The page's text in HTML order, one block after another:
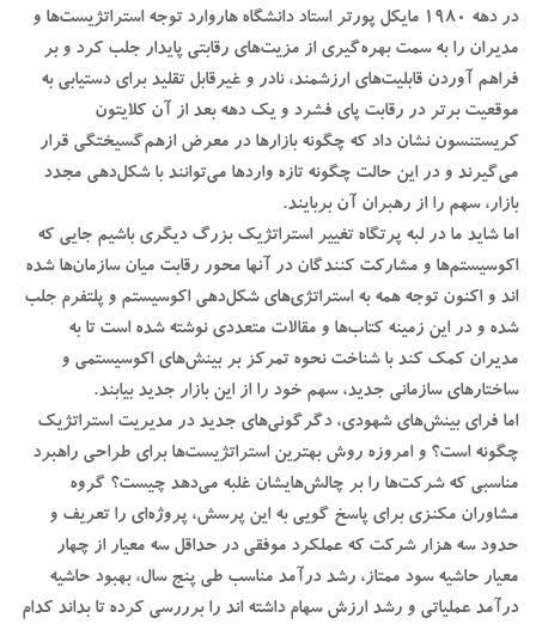
در دهه 1980 مایکل پورتر استاد دانشگاه ‌هاروارد توجه استراتژیست‌ها و
مدیران را به سمت بهره‌گیری از مزیت‌های رقابتی پایدار جلب کرد و بر
فراهم آوردن قابلیت‌های ارزشمند، نادر و غیرقابل تقلید برای دستیابی به
موقعیت برتر در رقابت پای فشرد و یک دهه بعد از آن کلایتون
کریستنسون نشان داد که چگونه بازارها در معرض ازهم‌گسیختگی قرار
می‌گیرند و در این حالت چگونه تازه واردها می‌توانند با شکل‌دهی مجدد
بازار، سهم را از رهبران آن بربایند.
اما شاید ما در لبه پرتگاه تغییر استراتژیک بزرگ دیگری باشیم جایی که
اکوسیستم‌ها و مشارکت کنندگان در آنها محور رقابت میان سازمان‌ها شده
اند و اکنون توجه همه به استراتژی‌های شکل‌دهی اکوسیستم و پلتفرم جلب
شده و در این زمینه کتاب‌ها و مقالات متعددی نوشته شده است تا به
مدیران کمک کند با شناخت نحوه تمرکز بر بینش‌های اکوسیستمی ‌و
ساختارهای سازمانی جدید، سهم خود را از این بازار جدید بیابند.
اما فرای بینش‌های شهودی، دگرگونی‌های جدید در مدیریت استراتژیک
چگونه است؟ و امروزه روش بهترین استراتژیست‌ها برای طراحی راهبرد
مناسبی که شرکت‌ها را بر چالش‌هایشان غلبه می‌دهد چیست؟ گروه
مشاوران مکنزی برای پاسخ گویی به این پرسش، پروژه‌ای را تعریف و
حدود سه هزار شرکت که عملکرد موفقی در حداقل سه معیار از چهار
معیار حاشیه سود ممتاز، رشد درآمد مناسب طی پنج سال، بهبود حاشیه
درآمد عملیاتی و رشد ارزش سهام داشته اند را برررسی کرده تا بداند کدام